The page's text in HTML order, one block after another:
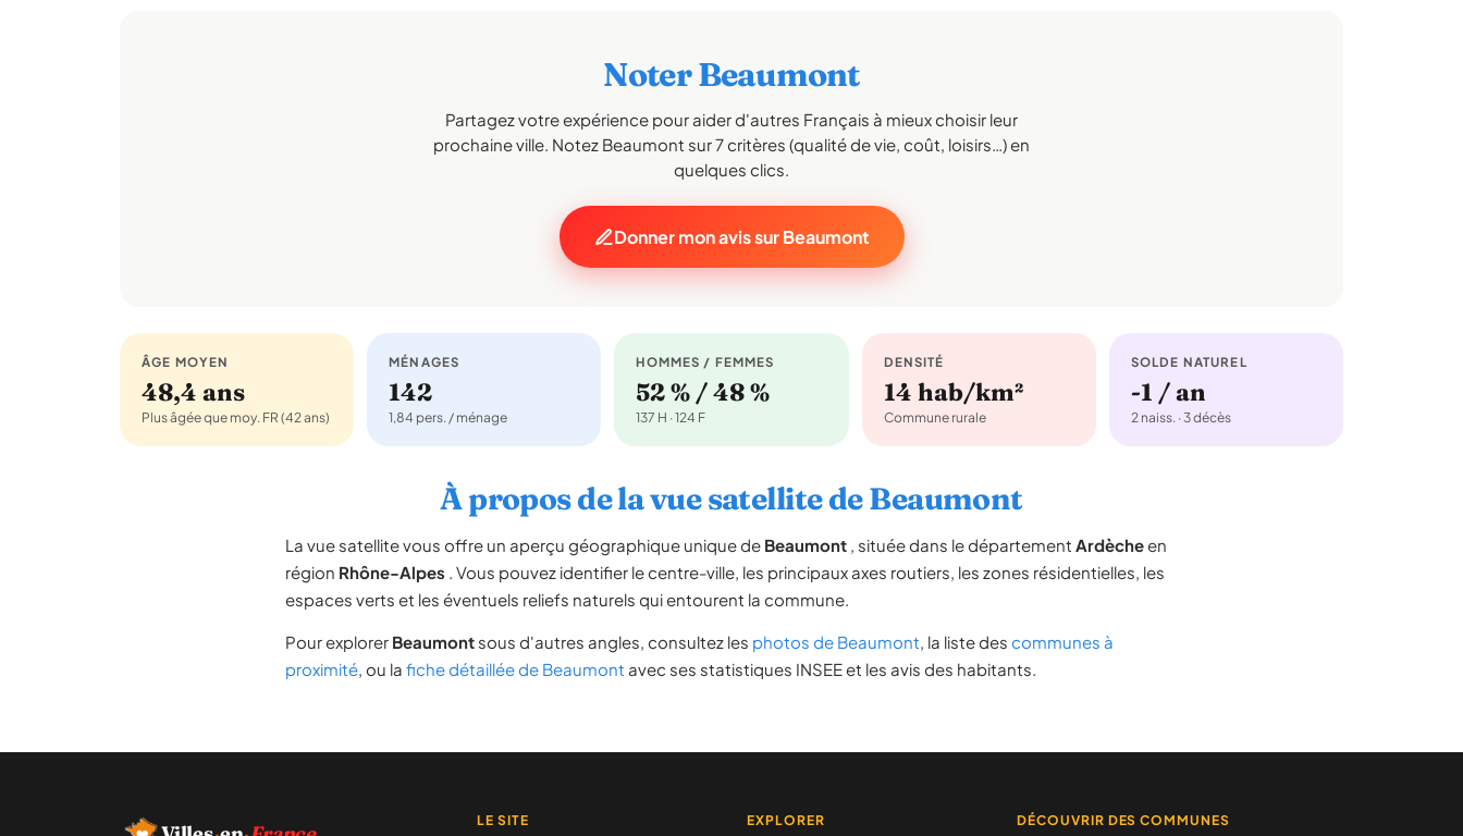
Noter Beaumont
Partagez votre expérience pour aider d'autres Français à mieux choisir leur
prochaine ville. Notez Beaumont sur 7 critères (qualité de vie, coût, loisirs…) en
quelques clics.
Donner mon avis sur Beaumont
ÂGE MOYEN
48,4 ans
Plus âgée que moy. FR (42 ans)
MÉNAGES
142
1,84 pers. / ménage
HOMMES / FEMMES
52 % / 48 %
137 H · 124 F
DENSITÉ
14 hab/km²
Commune rurale
SOLDE NATUREL
-1 / an
2 naiss. · 3 décès
À propos de la vue satellite de Beaumont
La vue satellite vous offre un aperçu géographique unique de Beaumont , située dans le département Ardècheen
région Rhône-Alpes . Vous pouvez identifier le centre-ville, les principaux axes routiers, les zones résidentielles, les
espaces verts et les éventuels reliefs naturels qui entourent la commune.
Pour explorer Beaumont sous d'autres angles, consultez les photos de Beaumont, la liste des communes à
proximité, ou la fiche détaillée de Beaumont avec ses statistiques INSEE et les avis des habitants.
LE SITE EXPLORER DÉCOUVRIR DES COMMUNES